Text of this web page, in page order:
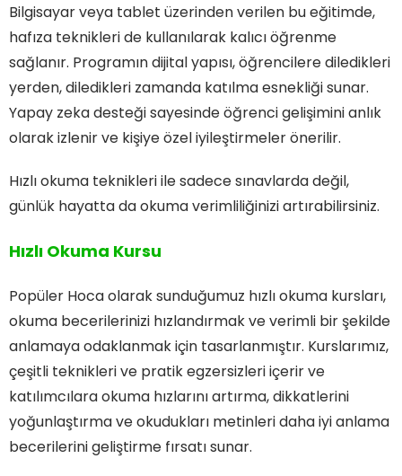
Bilgisayar veya tablet üzerinden verilen bu eğitimde,
hafıza teknikleri de kullanılarak kalıcı öğrenme
sağlanır. Programın dijital yapısı, öğrencilere diledikleri
yerden, diledikleri zamanda katılma esnekliği sunar.
Yapay zeka desteği sayesinde öğrenci gelişimini anlık
olarak izlenir ve kişiye özel iyileştirmeler önerilir.
Hızlı okuma teknikleri ile sadece sınavlarda değil,
günlük hayatta da okuma verimliliğinizi artırabilirsiniz.
Hızlı Okuma Kursu
Popüler Hoca olarak sunduğumuz hızlı okuma kursları,
okuma becerilerinizi hızlandırmak ve verimli bir şekilde
anlamaya odaklanmak için tasarlanmıştır. Kurslarımız,
çeşitli teknikleri ve pratik egzersizleri içerir ve
katılımcılara okuma hızlarını artırma, dikkatlerini
yoğunlaştırma ve okudukları metinleri daha iyi anlama
becerilerini geliştirme fırsatı sunar.